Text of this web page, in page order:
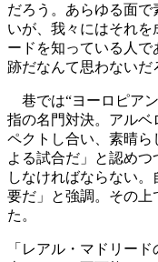
だろう。あらゆる面
いが、我々にはそれを
ードを知っている人
跡だなんて思わないだ
巷では“ヨーロピア
指の名門対決。アルベ
ペクトし合い、素晴ら
よる試合だ」と認め
しなければならない
要だ」と強調。その上
た。
「レアル・マドリー